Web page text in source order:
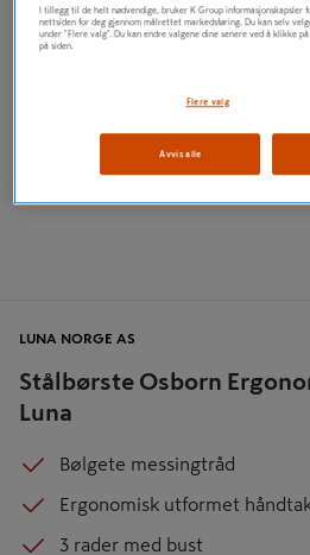
Stålbørste Osborn
Luna
LUNA NORGE AS
Bølgete messingtråd
Ergonomisk utformet
3 rader med bust
I tillegg til de helt nødvendige, bruker K Group informasjonskapsler
nettsiden for deg gjennom målrettet markedsføring. Du kan selv
under "Flere valg". Du kan endre valgene dine senere ved å klikke
på siden.
Flere valg
Avvis alle